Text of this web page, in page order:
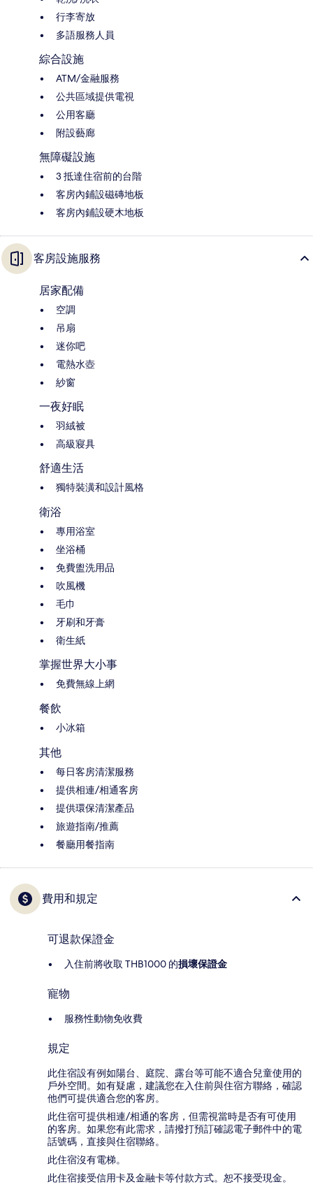
行李寄放
多語服務人員
綜合設施
ATM/金融服務
公共區域提供電視
公用客廳
附設藝廊
無障礙設施
3 抵達住宿前的台階
客房內鋪設磁磚地板
客房內鋪設硬木地板
客房設施服務
居家配備
空調
吊扇
迷你吧
電熱水壺
紗窗
一夜好眠
羽絨被
高級寢具
舒適生活
獨特裝潢和設計風格
衛浴
專用浴室
坐浴桶
免費盥洗用品
吹風機
毛巾
牙刷和牙膏
衛生紙
掌握世界大小事
免費無線上網
餐飲
小冰箱
其他
每日客房清潔服務
提供相連/相通客房
提供環保清潔產品
旅遊指南/推薦
餐廳用餐指南
費用和規定
可退款保證金
入住前將收取 THB1000 的損壞保證金
寵物
服務性動物免收費
規定
此住宿設有例如陽台、庭院、露台等可能不適合兒童使用的
戶外空間。如有疑慮，建議您在入住前與住宿方聯絡，確認
他們可提供適合您的客房。
此住宿可提供相連/相通的客房，但需視當時是否有可使用
的客房。如果您有此需求，請撥打預訂確認電子郵件中的電
話號碼，直接與住宿聯絡。
此住宿沒有電梯。
此住宿接受信用卡及金融卡等付款方式。恕不接受現金。